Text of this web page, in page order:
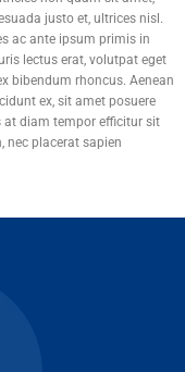
justo et, ultrices nisl.
ac ante ipsum primis in
lectus erat, volutpat eget
bibendum rhoncus. Aenean
ex, sit amet posuere
at diam tempor efficitur sit
nec placerat sapien